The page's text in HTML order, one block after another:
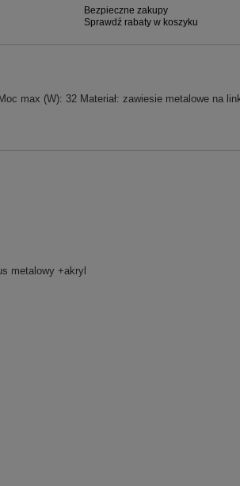
max (W): 32 Materiał: zawiesie metalowe na
metalowy +akryl